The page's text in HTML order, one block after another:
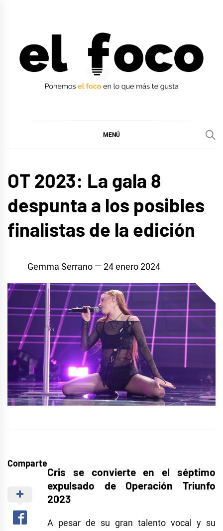
MENÚ
OT 2023: La gala 8
despunta a los posibles
finalistas de la edición
Gemma Serrano 24 enero 2024
Comparte
Cris se convierte en el séptimo
expulsado de Operación Triunfo
2023
A pesar de su gran talento vocal y su